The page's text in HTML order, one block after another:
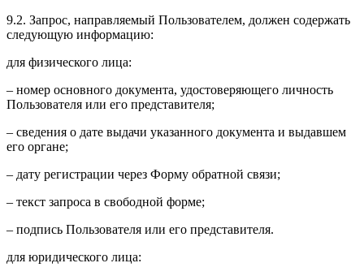
9.2. Запрос, направляемый Пользователем, должен содержать
следующую информацию:
для физического лица:
– номер основного документа, удостоверяющего личность
Пользователя или его представителя;
– сведения о дате выдачи указанного документа и выдавшем
его органе;
– дату регистрации через Форму обратной связи;
– текст запроса в свободной форме;
– подпись Пользователя или его представителя.
для юридического лица: